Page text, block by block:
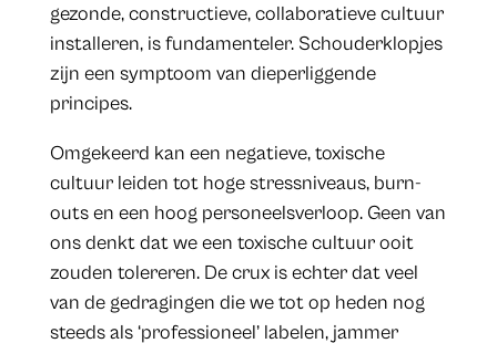
gezonde, constructieve, collaboratieve cultuur
installeren, is fundamenteler. Schouderklopjes
zijn een symptoom van dieperliggende
principes.
Omgekeerd kan een negatieve, toxische
cultuur leiden tot hoge stressniveaus, burn-
outs en een hoog personeelsverloop. Geen van
ons denkt dat we een toxische cultuur ooit
zouden tolereren. De crux is echter dat veel
van de gedragingen die we tot op heden nog
steeds als ‘professioneel’ labelen, jammer